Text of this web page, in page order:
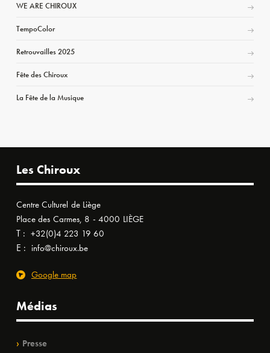
WE ARE CHIROUX
TempoColor
Retrouvailles 2025
Fête des Chiroux
La Fête de la Musique
Les Chiroux
Centre Culturel de Liège
Place des Carmes, 8 - 4000 LIÈGE
T : +32(0)4 223 19 60
E : info@chiroux.be
Google map
Médias
Presse